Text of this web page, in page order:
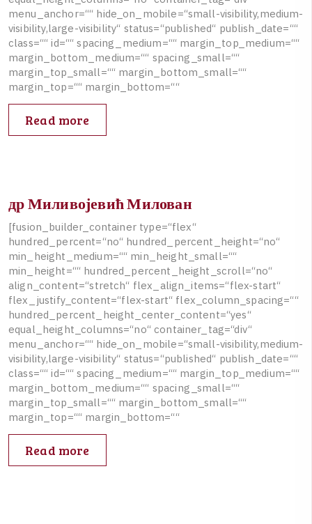
menu anchor=““ hide_on mobile=“small-visibility,medium-
visibility,large-visibility“ status=“published“ publish date=““
class=““ id=““ spacing medium=““ margin top_ medium=““
margin bottom medium=““ spacing small=““
margin top small=““ margin bottom _small=““
margin top=““ margin bottom=““
Read more
др Миливојевић Милован
[fusion builder_ container type=“flex“
hundred percent=“no“ hundred percent height=“no“
min height medium=““ min height small=““
min height=““ hundred percent height scroll=“no“
align content=“stretch“ flex align _items=“flex-start“
flex justify_ content=“flex-start“ flex column _spacing=““
hundred percent height center_ content=“yes“
equal_ height columns=“no“ container_ tag=“div“
menu anchor=““ hide_on mobile=“small-visibility,medium-
visibility,large-visibility“ status=“published“ publish date=““
class=““ id=““ spacing medium=““ margin top_ medium=““
margin bottom medium=““ spacing small=““
margin top small=““ margin bottom _small=““
margin top=““ margin bottom=““
Read more